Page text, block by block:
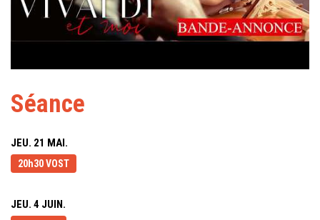
Séance
JEU. 21 MAI.
20h30 VOST
JEU. 4 JUIN.